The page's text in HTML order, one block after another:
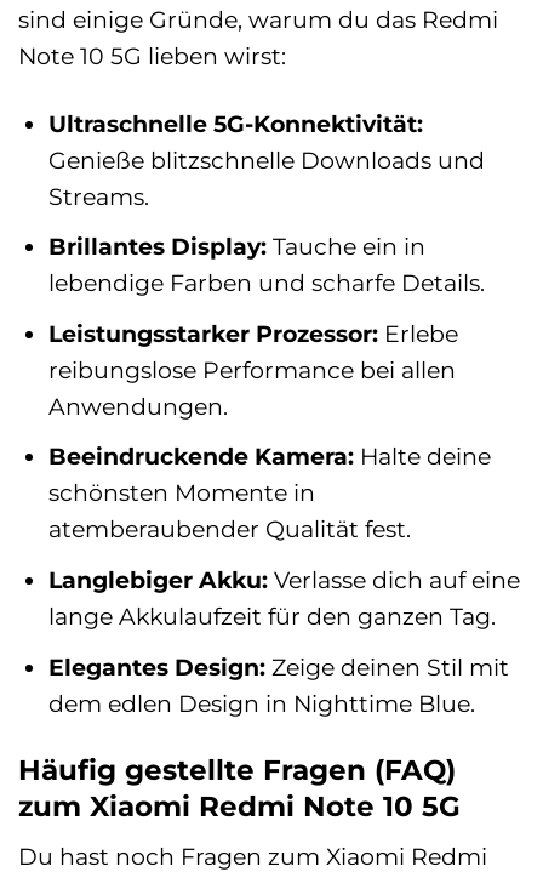
sind einige Gründe, warum du das Redmi
Note 10 5G lieben wirst:
Ultraschnelle 5G-Konnektivität:
Genieße blitzschnelle Downloads und
Streams.
Brillantes Display: Tauche ein in
lebendige Farben und scharfe Details.
Leistungsstarker Prozessor: Erlebe
reibungslose Performance bei allen
Anwendungen.
Beeindruckende Kamera: Halte deine
schönsten Momente in
atemberaubender Qualität fest.
Langlebiger Akku: Verlasse dich auf eine
lange Akkulaufzeit für den ganzen Tag.
Elegantes Design: Zeige deinen Stil mit
dem edlen Design in Nighttime Blue.
Häufig gestellte Fragen (FAQ)
zum Xiaomi Redmi Note 10 5G
Du hast noch Fragen zum Xiaomi Redmi